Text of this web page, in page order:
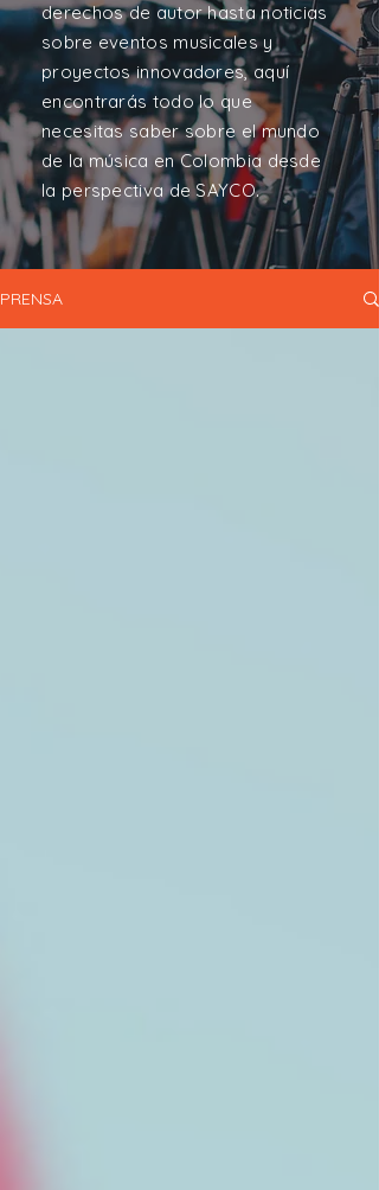
derechos de autor hasta noticias
sobre eventos musicales y
proyectos innovadores, aquí
encontrarás todo lo que
necesitas saber sobre el mundo
de la música en Colombia desde
la perspectiva de SAYCO.
PRENSA